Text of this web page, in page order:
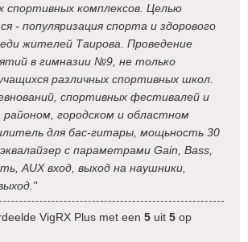
спортивных комплексов. Целью
- популяризация спорта и здорового
жителей Таирова. Проведение
в гимназии №9, не только
различных спортивных школ.
спортивных фестивалей и
городском и областном
для бас-гитары, мощьность 30
с параметрами Gain, Bass,
AUX вход, выход на наушники,
VigRX Plus met een5 uit5 op